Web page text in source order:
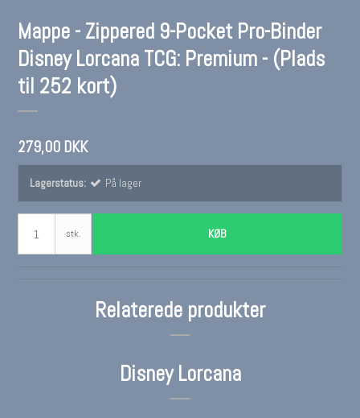
Mappe - Zippered 9-Pocket Pro-Binder
Disney Lorcana TCG: Premium - (Plads
til 252 kort)
279,00 DKK
Lagerstatus: På lager
stk. KØB
Relaterede produkter
Disney Lorcana